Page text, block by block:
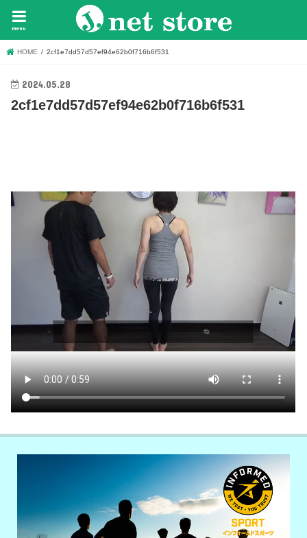
menu
HOME 2cf1e7dd57d57ef94e62b0f716b6f531
2024.05.28
2cf1e7dd57d57ef94e62b0f716b6f531